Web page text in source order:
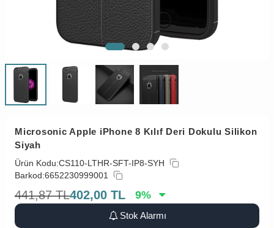
Microsonic Apple iPhone 8 Kılıf Deri Dokulu Silikon
Siyah
Ürün Kodu:CS110-LTHR-SFT-IP8-SYH
Barkod:6652230999001
441,87 TL402,00 TL 9%
Stok Alarmı